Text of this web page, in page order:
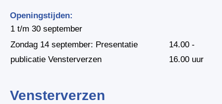
Openingstijden:
1 t/m 30 september
Zondag 14 september: Presentatie
publicatie Vensterverzen
14.00 -
16.00 uur
Vensterverzen